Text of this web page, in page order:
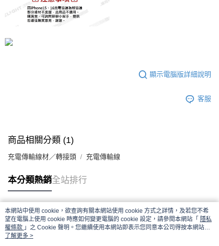
顯示電腦版詳細說明
客服
商品相關分類 (1)
充電傳輸線材／轉接頭 充電傳輸線
本分類熱銷全站排行
熱門標籤
本網站中使用 cookie，欲查詢有關本網站使用 cookie 方式之詳情，及若您不希
望在電腦上使用 cookie 時應如何變更電腦的 cookie 設定，請參閱本網站「 隱私
權條款 」之 Cookie 聲明。您繼續使用本網站即表示您同意本公司得按本網站使
用條款之 Cookie 聲明使用 cookie。
了解更多 >